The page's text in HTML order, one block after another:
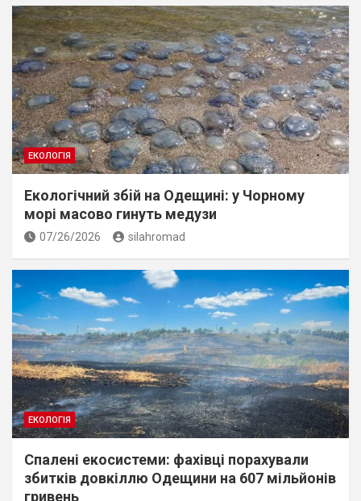
ЕКОЛОГІЯ
Екологічний збiй на Одещині: у Чорному
морі масово гинуть медузи
07/26/2026 silahromad
ЕКОЛОГІЯ
Спалені екосистеми: фахівці порахували
збитків довкіллю Одещини на 607 мільйонів
гривень